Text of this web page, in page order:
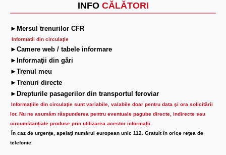
INFO CĂLĂTORI
►Mersul trenurilor CFR
Informatii din circulaţie
►Camere web / tabele informare
►Informaţii din gări
►Trenul meu
►Trenuri directe
►Drepturile pasagerilor din transportul feroviar
Informaţiile din circulaţie sunt variabile, valabile doar pentru data şi ora solicitării
lor. Nu ne asumăm răspunderea pentru eventuale pagube directe, indirecte sau
circumstanțiale produse prin utilizarea acestor informații.
În caz de urgenţe, apelaţi numărul european unic 112. Gratuit în orice reţea de
telefonie.